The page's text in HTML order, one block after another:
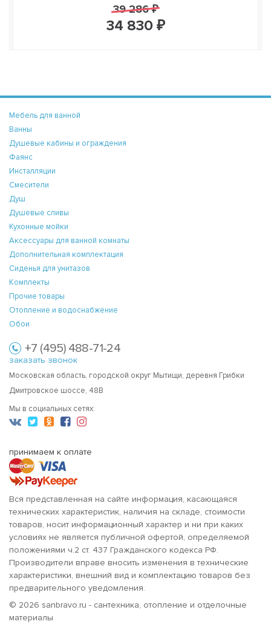
39 286 ₽
34 830 ₽
Мебель для ванной
Ванны
Душевые кабины и ограждения
Фаянс
Инсталляции
Смесители
Душ
Душевые сливы
Кухонные мойки
Аксессуары для ванной комнаты
Дополнительная комплектация
Сиденья для унитазов
Комплекты
Прочие товары
Отопление и водоснабжение
Обои
+7 (495) 488-71-24
заказать звонок
Московская область, городской округ Мытищи, деревня Грибки
Дмитровское шоссе, 48В
Мы в социальных сетях:
принимаем к оплате
Вся представленная на сайте информация, касающаяся
технических характеристик, наличия на складе, стоимости
товаров, носит информационный характер и ни при каких
условиях не является публичной офертой, определяемой
положениями ч.2 ст. 437 Гражданского кодекса РФ.
Производители вправе вносить изменения в технические
характеристики, внешний вид и комплектацию товаров без
предварительного уведомления.
© 2026 sanbravo.ru - сантехника, отопление и отделочные
материалы